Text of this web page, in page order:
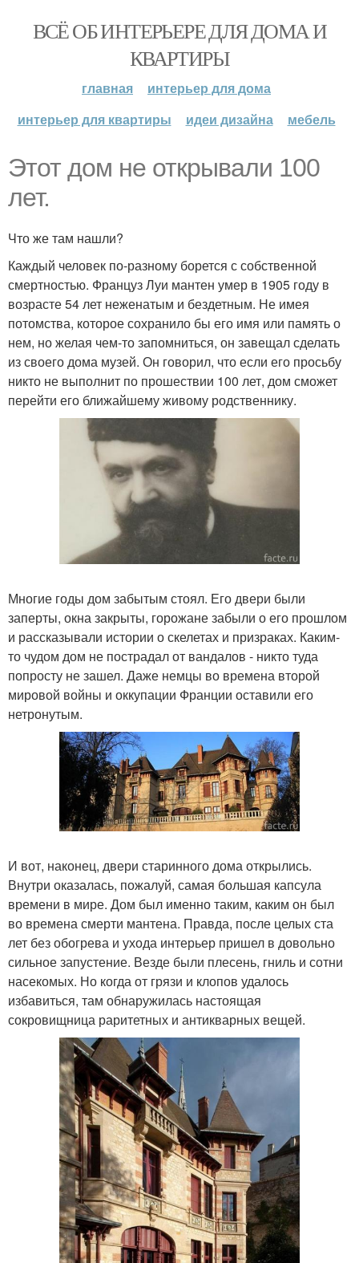
ВСЁ ОБ ИНТЕРЬЕРЕ ДЛЯ ДОМА И
КВАРТИРЫ
главная
интерьер для дома
интерьер для квартиры
идеи дизайна мебель
Этот дом не открывали 100
лет.
Что же там нашли?
Каждый человек по-разному борется с собственной
смертностью. Француз Луи мантен умер в 1905 году в
возрасте 54 лет неженатым и бездетным. Не имея
потомства, которое сохранило бы его имя или память о
нем, но желая чем-то запомниться, он завещал сделать
из своего дома музей. Он говорил, что если его просьбу
никто не выполнит по прошествии 100 лет, дом сможет
перейти его ближайшему живому родственнику.
Многие годы дом забытым стоял. Его двери были
заперты, окна закрыты, горожане забыли о его прошлом
и рассказывали истории о скелетах и призраках. Каким-
то чудом дом не пострадал от вандалов - никто туда
попросту не зашел. Даже немцы во времена второй
мировой войны и оккупации Франции оставили его
нетронутым.
И вот, наконец, двери старинного дома открылись.
Внутри оказалась, пожалуй, самая большая капсула
времени в мире. Дом был именно таким, каким он был
во времена смерти мантена. Правда, после целых ста
лет без обогрева и ухода интерьер пришел в довольно
сильное запустение. Везде были плесень, гниль и сотни
насекомых. Но когда от грязи и клопов удалось
избавиться, там обнаружилась настоящая
сокровищница раритетных и антикварных вещей.